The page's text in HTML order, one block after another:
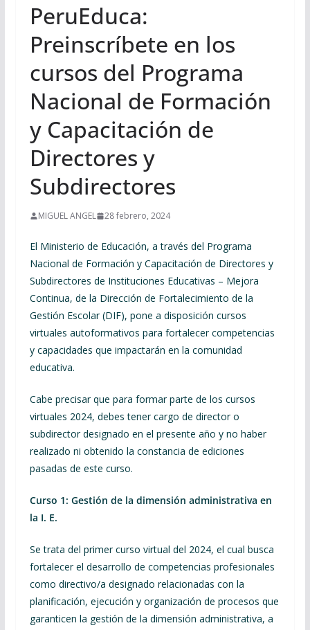
PeruEduca:
Preinscríbete en los
cursos del Programa
Nacional de Formación
y Capacitación de
Directores y
Subdirectores
MIGUEL ANGEL 28 febrero, 2024
El Ministerio de Educación, a través del Programa
Nacional de Formación y Capacitación de Directores y
Subdirectores de Instituciones Educativas – Mejora
Continua, de la Dirección de Fortalecimiento de la
Gestión Escolar (DIF), pone a disposición cursos
virtuales autoformativos para fortalecer competencias
y capacidades que impactarán en la comunidad
educativa.
Cabe precisar que para formar parte de los cursos
virtuales 2024, debes tener cargo de director o
subdirector designado en el presente año y no haber
realizado ni obtenido la constancia de ediciones
pasadas de este curso.
Curso 1: Gestión de la dimensión administrativa en
la I. E.
Se trata del primer curso virtual del 2024, el cual busca
fortalecer el desarrollo de competencias profesionales
como directivo/a designado relacionadas con la
planificación, ejecución y organización de procesos que
garanticen la gestión de la dimensión administrativa, a